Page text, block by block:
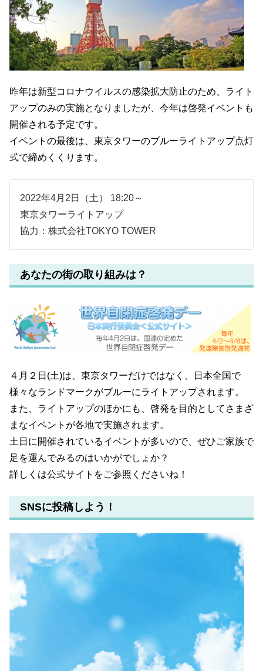
昨年は新型コロナウイルスの感染拡大防止のため、ライト
アップのみの実施となりましたが、今年は啓発イベントも
開催される予定です。
イベントの最後は、東京タワーのブルーライトアップ点灯
式で締めくくります。
2022年4月2日（土） 18:20～
東京タワーライトアップ
協力：株式会社TOKYO TOWER
あなたの街の取り組みは？
４月２日(土)は、東京タワーだけではなく、日本全国で
様々なランドマークがブルーにライトアップされます。
また、ライトアップのほかにも、啓発を目的としてさまざ
まなイベントが各地で実施されます。
土日に開催されているイベントが多いので、ぜひご家族で
足を運んでみるのはいかがでしょか？
詳しくは公式サイトをご参照くださいね！
SNSに投稿しよう！